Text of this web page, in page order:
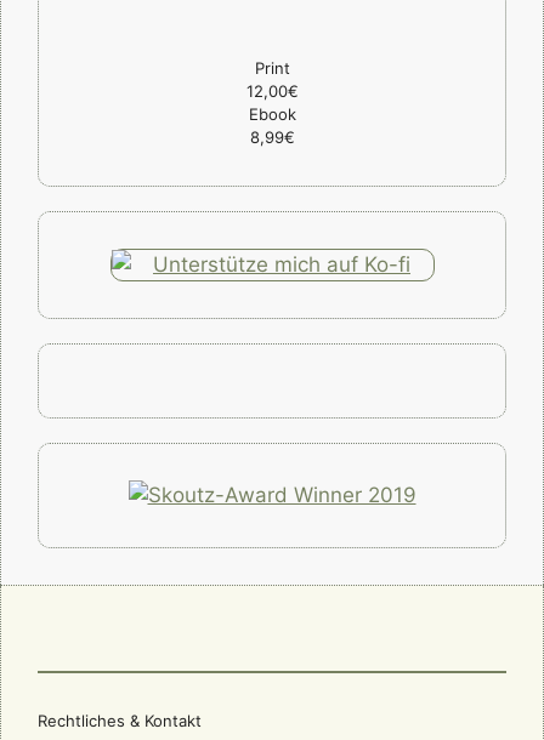
Print
12,00€
Ebook
8,99€
Rechtliches & Kontakt